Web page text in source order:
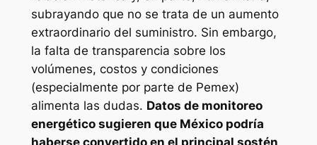
subrayando que no se trata de un aumento
extraordinario del suministro. Sin embargo,
la falta de transparencia sobre los
volúmenes, costos y condiciones
(especialmente por parte de Pemex)
alimenta las dudas. Datos de monitoreo
energético sugieren que México podría
haberse convertido en el principal sostén